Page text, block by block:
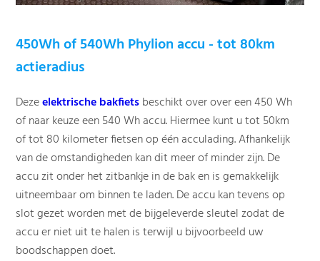
450Wh of 540Wh Phylion accu - tot 80km
actieradius
Dezeelektrische bakfietsbeschikt over over een 450 Wh
of naar keuze een 540 Wh accu. Hiermee kunt u tot 50km
of tot 80 kilometer fietsen op één acculading. Afhankelijk
van de omstandigheden kan dit meer of minder zijn. De
accu zit onder het zitbankje in de bak en is gemakkelijk
uitneembaar om binnen te laden. De accu kan tevens op
slot gezet worden met de bijgeleverde sleutel zodat de
accu er niet uit te halen is terwijl u bijvoorbeeld uw
boodschappen doet.